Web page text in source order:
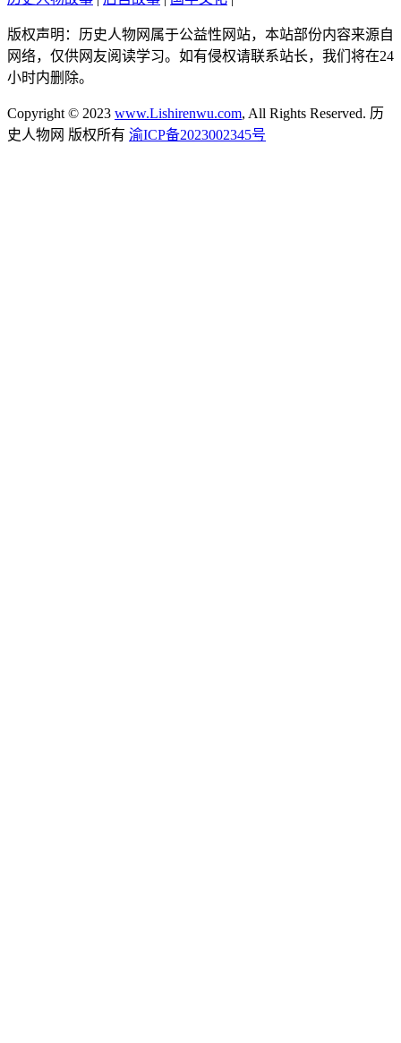
版权声明：历史人物网属于公益性网站，本站部份内容来源自
网络，仅供网友阅读学习。如有侵权请联系站长，我们将在24
小时内删除。
Copyright © 2023 www.Lishirenwu.com, All Rights Reserved. 历
史人物网 版权所有 渝ICP备2023002345号